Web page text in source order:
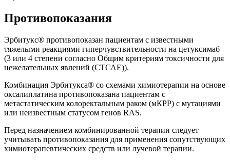
Противопоказания
Эрбитукс® противопоказан пациентам с известными
тяжелыми реакциями гиперчувствительности на цетуксимаб
(3 или 4 степени согласно Общим критериям токсичности для
нежелательных явлений (СТСАЕ)).
Комбинация Эрбитукса® со схемами химиотерапии на основе
оксалиплатина противопоказана пациентам с
метастатическим колоректальным раком (мКРР) с мутациями
или неизвестным статусом генов RAS.
Перед назначением комбинированной терапии следует
учитывать противопоказания для применения сопутствующих
химиотерапевтических средств или лучевой терапии.